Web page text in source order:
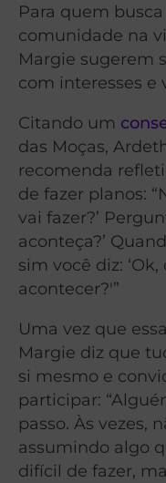
Para quem
comunidade na
Margie sugerem
com interesses e
Citando um
das Moças,
recomenda
de fazer planos:
vai fazer?’
aconteça?’
sim você diz:
acontecer?'”
Uma vez que
Margie diz que
si mesmo e
participar:
passo. Às vezes,
assumindo algo
difícil de fazer,